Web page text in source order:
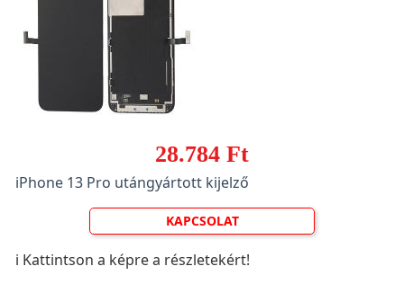
28.784 Ft
iPhone 13 Pro utángyártott kijelző
KAPCSOLAT
ℹ️ Kattintson a képre a részletekért!